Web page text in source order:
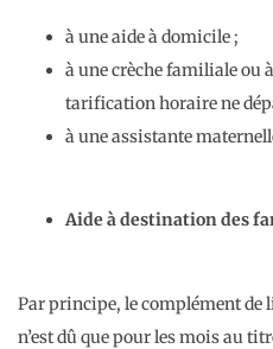
à une aide à domicile ;
à une crèche familiale ou
tarification horaire ne
à une assistante
Aide à destination des
Par principe, le complément de
n’est dû que pour les mois au